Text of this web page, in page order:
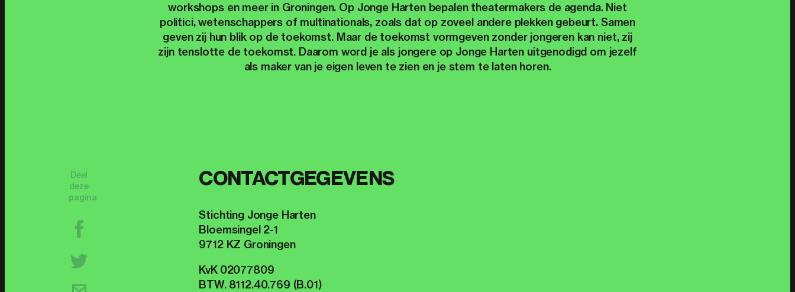
workshops en meer in Groningen. Op Jonge Harten bepalen theatermakers de agenda. Niet
politici, wetenschappers of multinationals, zoals dat op zoveel andere plekken gebeurt. Samen
geven zij hun blik op de toekomst. Maar de toekomst vormgeven zonder jongeren kan niet, zij
zijn tenslotte de toekomst. Daarom word je als jongere op Jonge Harten uitgenodigd om jezelf
als maker van je eigen leven te zien en je stem te laten horen.
CONTACTGEGEVENS
Stichting Jonge Harten
Bloemsingel 2-1
9712 KZ Groningen
KvK 02077809
BTW. 8112.40.769 (B.01)
Deel
deze
pagina